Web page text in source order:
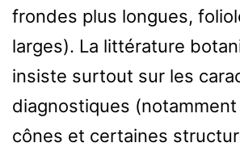
frondes plus longues,
larges). La littérature
insiste surtout sur les
diagnostiques
cônes et certaines